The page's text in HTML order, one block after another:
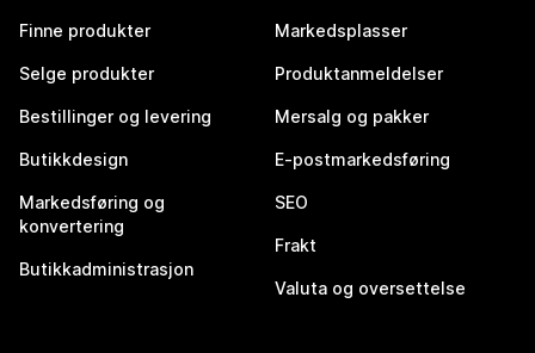
Finne produkter
Selge produkter
Bestillinger og levering
Butikkdesign
Markedsføring og
konvertering
Butikkadministrasjon
Markedsplasser
Produktanmeldelser
Mersalg og pakker
E-postmarkedsføring
SEO
Frakt
Valuta og oversettelse